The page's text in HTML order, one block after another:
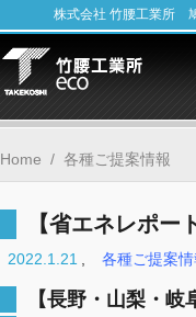
株式会社 竹腰工業所
Home / 各種ご提案情報
【省エネレポ
2022.1.21 各種ご提案情
【長野・山梨・